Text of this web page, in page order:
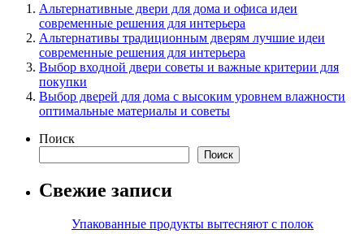
Альтернативные двери для дома и офиса идеи
современные решения для интерьера
Альтернативы традиционным дверям лучшие идеи
современные решения для интерьера
Выбор входной двери советы и важные критерии для
покупки
Выбор дверей для дома с высоким уровнем влажности
оптимальные материалы и советы
Поиск
Поиск
Свежие записи
Упакованные продукты вытесняют с полок